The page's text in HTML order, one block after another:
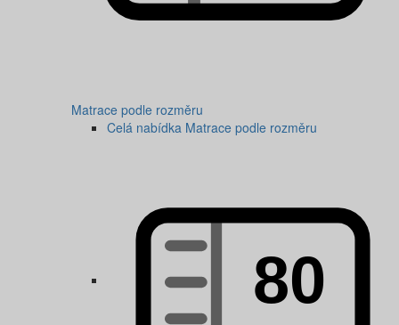
Matrace podle rozměru
Celá nabídka Matrace podle rozměru